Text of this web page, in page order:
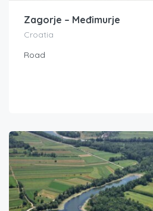
Zagorje – Međimurje
Croatia
Road